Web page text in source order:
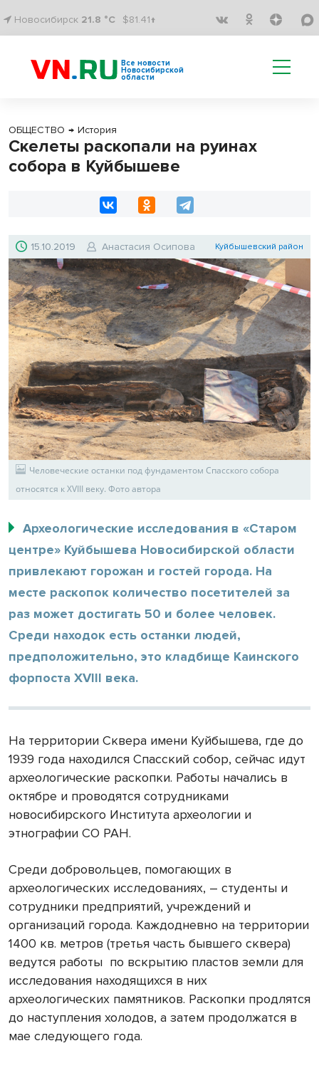
Новосибирск 21.8 °C $81.41↑
Все новости
Новосибирской
области
ОБЩЕСТВО → История
Скелеты раскопали на руинах
собора в Куйбышеве
15.10.2019 Анастасия Осипова Куйбышевский район
Человеческие останки под фундаментом Спасского собора
относятся к XVIII веку. Фото автора
Археологические исследования в «Старом
центре» Куйбышева Новосибирской области
привлекают горожан и гостей города. На
месте раскопок количество посетителей за
раз может достигать 50 и более человек.
Среди находок есть останки людей,
предположительно, это кладбище Каинского
форпоста XVIII века.
На территории Сквера имени Куйбышева, где до
1939 года находился Спасский собор, сейчас идут
археологические раскопки. Работы начались в
октябре и проводятся сотрудниками
новосибирского Института археологии и
этнографии СО РАН.
Среди добровольцев, помогающих в
археологических исследованиях, – студенты и
сотрудники предприятий, учреждений и
организаций города. Каждодневно на территории
1400 кв. метров (третья часть бывшего сквера)
ведутся работы по вскрытию пластов земли для
исследования находящихся в них
археологических памятников. Раскопки продлятся
до наступления холодов, а затем продолжатся в
мае следующего года.